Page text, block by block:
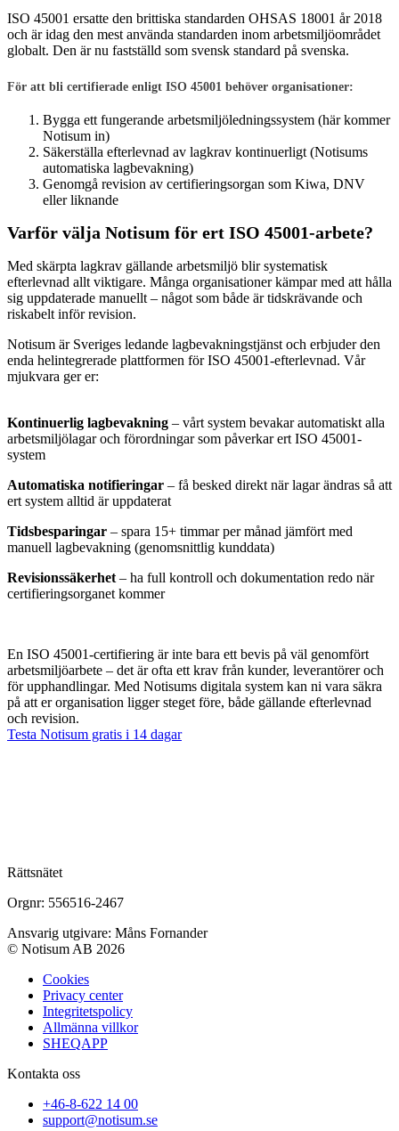
ISO 45001 ersatte den brittiska standarden OHSAS 18001 år 2018
och är idag den mest använda standarden inom arbetsmiljöområdet
globalt. Den är nu fastställd som svensk standard på svenska.
För att bli certifierade enligt ISO 45001 behöver organisationer:
Bygga ett fungerande arbetsmiljöledningssystem (här kommer
Notisum in)
Säkerställa efterlevnad av lagkrav kontinuerligt (Notisums
automatiska lagbevakning)
Genomgå revision av certifieringsorgan som Kiwa, DNV
eller liknande
Varför välja Notisum för ert ISO 45001-arbete?
Med skärpta lagkrav gällande arbetsmiljö blir systematisk
efterlevnad allt viktigare. Många organisationer kämpar med att hålla
sig uppdaterade manuellt – något som både är tidskrävande och
riskabelt inför revision.
Notisum är Sveriges ledande lagbevakningstjänst och erbjuder den
enda helintegrerade plattformen för ISO 45001-efterlevnad. Vår
mjukvara ger er:
Kontinuerlig lagbevakning – vårt system bevakar automatiskt alla
arbetsmiljölagar och förordningar som påverkar ert ISO 45001-
system
Automatiska notifieringar – få besked direkt när lagar ändras så att
ert system alltid är uppdaterat
Tidsbesparingar – spara 15+ timmar per månad jämfört med
manuell lagbevakning (genomsnittlig kunddata)
Revisionssäkerhet – ha full kontroll och dokumentation redo när
certifieringsorganet kommer
En ISO 45001-certifiering är inte bara ett bevis på väl genomfört
arbetsmiljöarbete – det är ofta ett krav från kunder, leverantörer och
för upphandlingar. Med Notisums digitala system kan ni vara säkra
på att er organisation ligger steget före, både gällande efterlevnad
och revision.
Testa Notisum gratis i 14 dagar
Rättsnätet
Orgnr: 556516-2467
Ansvarig utgivare: Måns Fornander
© Notisum AB 2026
Cookies
Privacy center
Integritetspolicy
Allmänna villkor
SHEQAPP
Kontakta oss
+46-8-622 14 00
support@notisum.se